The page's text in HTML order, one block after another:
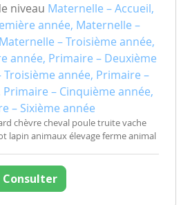
niveau Maternelle – Accueil,
année, Maternelle –
– Troisième année,
année, Primaire – Deuxième
année, Primaire –
– Cinquième année,
– Sixième année
chèvre cheval poule truite vache
lapin animaux élevage ferme animal
Consulter